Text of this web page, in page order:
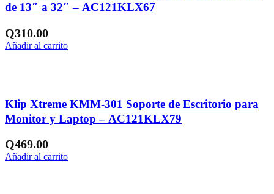
de 13″ a 32″ – AC121KLX67
Q310.00
Añadir al carrito
Klip Xtreme KMM-301 Soporte de Escritorio para
Monitor y Laptop – AC121KLX79
Q469.00
Añadir al carrito